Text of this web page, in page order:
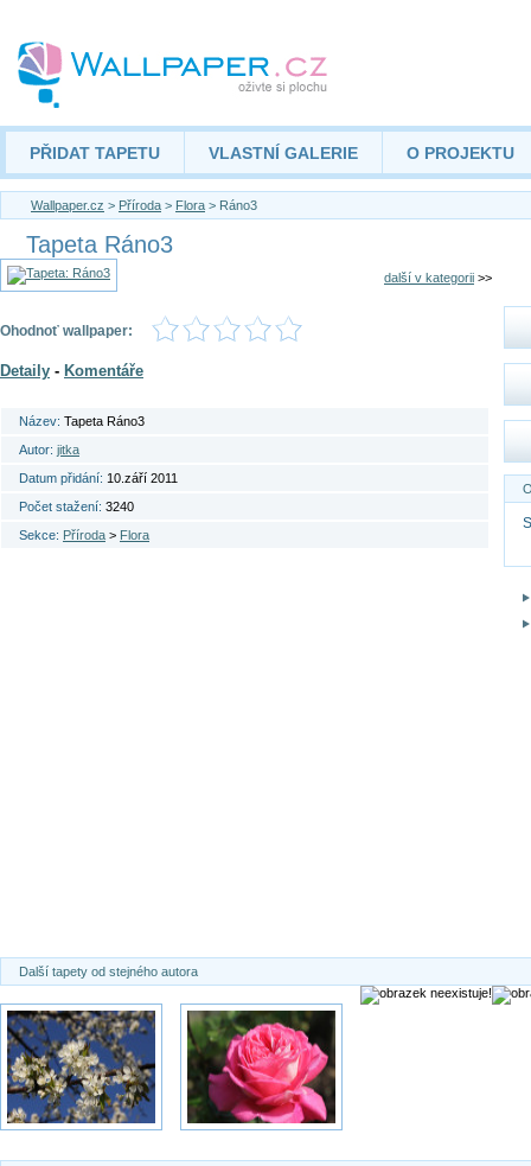
PŘIDAT TAPETU VLASTNÍ GALERIE O PROJEKTU
Wallpaper.cz > Příroda > Flora > Ráno3
Tapeta Ráno3
další v kategorii >>
Ohodnoť wallpaper:
Detaily - Komentáře
Název: Tapeta Ráno3
Autor: jitka
Datum přidání: 10.září 2011
Počet stažení: 3240
Sekce: Příroda > Flora
Další tapety od stejného autora